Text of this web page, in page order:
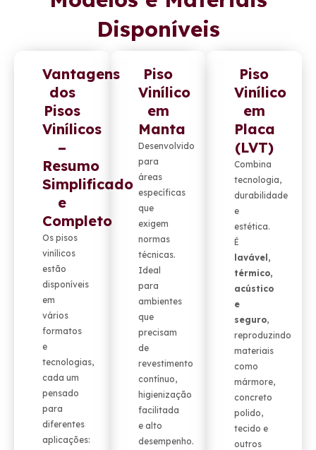
Disponíveis
Vantagens
dos
Pisos
Vinílicos
–
Resumo
Simplificado
e
Completo
Os pisos
vinílicos
estão
disponíveis
em
vários
formatos
e
tecnologias,
cada um
pensado
para
diferentes
aplicações:
Piso
Vinílico
em
Manta
Desenvolvido
para
áreas
específicas
que
exigem
normas
técnicas.
Ideal
para
ambientes
que
precisam
de
revestimento
contínuo,
higienização
facilitada
e alto
desempenho.
Piso
Vinílico
em
Placa
(LVT)
Combina
tecnologia,
durabilidade
e
estética.
É
lavável,
térmico,
acústico
e
seguro,
reproduzindo
materiais
como
mármore,
concreto
polido,
tecido e
outros